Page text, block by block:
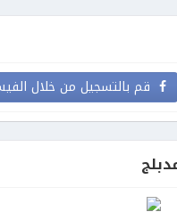
قم بالتسجيل من خلال